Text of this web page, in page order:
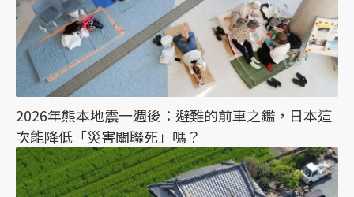
2026年熊本地震一週後：避難的前車之鑑，日本這
次能降低「災害關聯死」嗎？